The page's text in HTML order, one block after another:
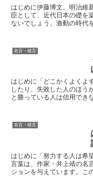
はじめに伊藤博文。明治維
臣として、近代日本の礎を
ないでしょう。激動の時代
名言・格言
はじめに「どこかくよくよ
したり、失敗した人のほう
と勝っている人は信用でき
名言・格言
はじめに「努力する人は希
言葉は、作家・井上靖の名
ションを与えています。こ